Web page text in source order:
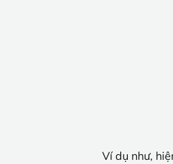
Ví dụ như,